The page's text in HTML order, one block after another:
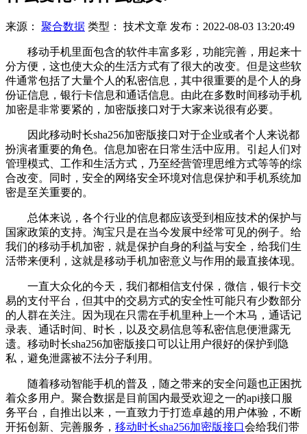
来源： 聚合数据 类型： 技术文章 发布： 2022-08-03 13:20:49
移动手机里面包含的软件丰富多彩，功能完善，用起来十
分方便，这也使大众的生活方式有了很大的改变。但是这些软
件通常包括了大量个人的私密信息，其中很重要的是个人的身
份证信息，银行卡信息和通话信息。由此在多数时间移动手机
加密是非常要紧的，加密版接口对于大家来说很有必要。
因此移动时长sha256加密版接口对于企业或者个人来说都
扮演者重要的角色。信息加密在日常生活中应用。引起人们对
管理模式、工作和生活方式，乃至经营管理思维方式等等的综
合改变。同时，安全的网络安全环境对信息保护和手机系统加
密是至关重要的。
总体来说，各个行业的信息都应该受到相应技术的保护与
国家政策的支持。淘宝只是在当今发展中经常可见的例子。给
我们的移动手机加密，就是保护自身的利益与安全，给我们生
活带来便利，这就是移动手机加密意义与作用的最直接体现。
一直大众化的今天，我们都相信支付保，微信，银行卡交
易的支付平台，但其中的交易方式的安全性可能只有少数部分
的人群在关注。因为现在只需在手机里种上一个木马，通话记
录表、通话时间、时长，以及交易信息等私密信息便泄露无
遗。移动时长sha256加密版接口可以让用户很好的保护到隐
私，避免泄露被不法分子利用。
随着移动智能手机的普及，随之带来的安全问题也正困扰
着众多用户。聚合数据是目前国内最受欢迎之一的api接口服
务平台，自推出以来，一直致力于打造卓越的用户体验，不断
开拓创新、完善服务， 移动时长sha256加密版接口会给我们带